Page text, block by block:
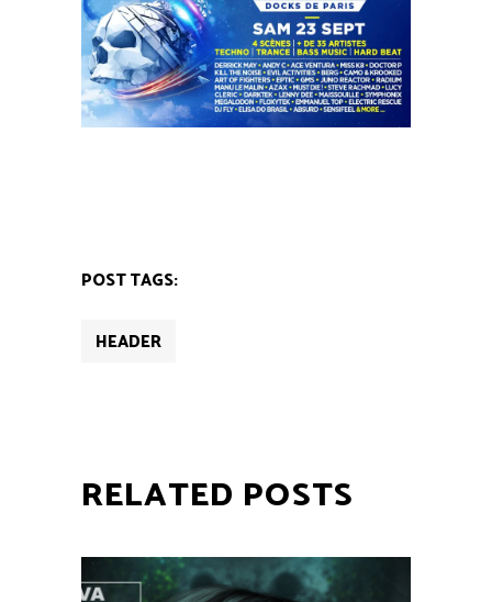
POST TAGS:
HEADER
RELATED POSTS